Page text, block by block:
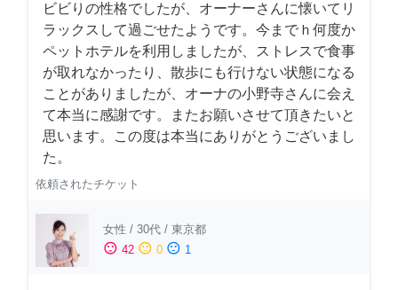
ビビりの性格でしたが、オーナーさんに懐いてリ
ラックスして過ごせたようです。今までｈ何度か
ペットホテルを利用しましたが、ストレスで食事
が取れなかったり、散歩にも行けない状態になる
ことがありましたが、オーナの小野寺さんに会え
て本当に感謝です。またお願いさせて頂きたいと
思います。この度は本当にありがとうございまし
た。
依頼されたチケット
女性 / 30代 / 東京都
sentiment_satisfied 42 sentiment_neutral 0 sentiment_dissatisfied 1